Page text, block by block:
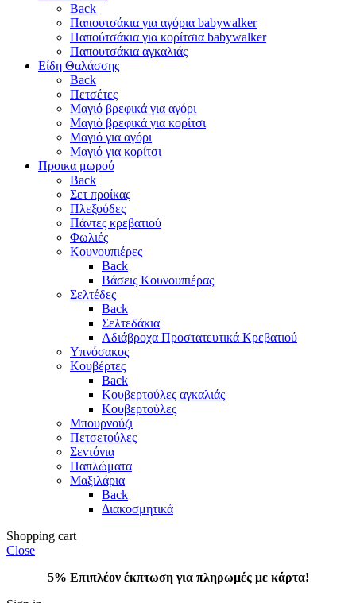
Back
Παπουτσάκια για αγόρια babywalker
Παπούτσάκια για κορίτσια babywalker
Παπουτσάκια αγκαλιάς
Είδη Θαλάσσης
Back
Πετσέτες
Μαγιό βρεφικά για αγόρι
Μαγιό βρεφικά για κορίτσι
Μαγιό για αγόρι
Μαγιό για κορίτσι
Προικα μωρού
Back
Σετ προίκας
Πλεξούδες
Πάντες κρεβατιού
Φωλιές
Κουνουπιέρες
Back
Βάσεις Κουνουπιέρας
Σελτέδες
Back
Σελτεδάκια
Αδιάβροχα Προστατευτικά Κρεβατιού
Υπνόσακος
Κουβέρτες
Back
Κουβερτούλες αγκαλιάς
Κουβερτούλες
Μπουρνούζι
Πετσετούλες
Σεντόνια
Παπλώματα
Μαξιλάρια
Back
Διακοσμητικά
Shopping cart
Close
5% Επιπλέον έκπτωση για πληρωμές με κάρτα!